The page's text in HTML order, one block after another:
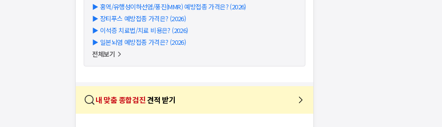
▶ 홍역/유행성이하선염/풍진(MMR) 예방접종 가격은? (2026)
▶ 장티푸스 예방접종 가격은? (2026)
▶ 이석증 치료법/치료 비용은? (2026)
▶ 일본뇌염 예방접종 가격은? (2026)
전체보기
내 맞춤 종합검진 견적 받기